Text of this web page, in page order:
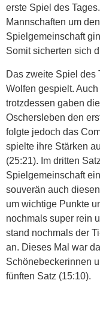
erste Spiel des
Mannschaften um
Spielgemeinschaft
Somit sicherten sich
Das zweite Spiel des
Wolfen gespielt.
trotzdessen gaben
Oschersleben den
folgte jedoch das
spielte ihre Stärken
(25:21). Im dritten
Spielgemeinschaft
souverän auch
um wichtige Punkte
nochmals super rein
stand nochmals der
an. Dieses Mal war
Schönebeckerinnen
fünften Satz (15:10).